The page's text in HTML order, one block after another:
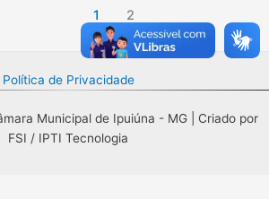
1 2
Política de Privacidade
Municipal de Ipuiúna - MG | Criado por
FSI / IPTI Tecnologia